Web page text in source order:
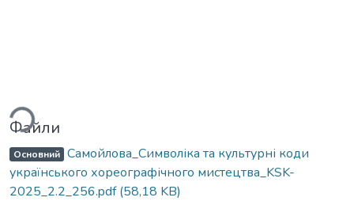
Файли
Основний Самойлова_Символіка та культурні коди
українського хореографічного мистецтва_KSK-
2025_2.2_256.pdf(58,18 KB)